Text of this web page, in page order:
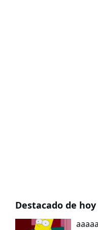
Destacado de hoy
aaaaa